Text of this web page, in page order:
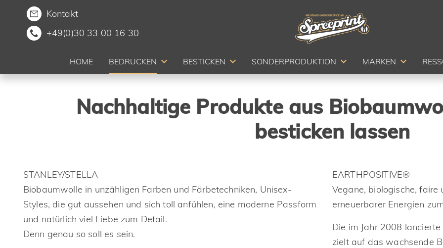
Kontakt
+49(0)30 33 00 16 30
HOME BEDRUCKEN BESTICKEN SONDERPRODUKTION MARKEN
Nachhaltige Produkte aus
besticken lassen
STANLEY/STELLA
Biobaumwolle in unzähligen Farben und Färbetechniken, Unisex-
Styles, die gut aussehen und sich toll anfühlen, eine moderne Passform
und natürlich viel Liebe zum Detail.
Denn genau so soll es sein.
EARTHPOSITIVE®
Vegane, biologische, faire
erneuerbarer Energien
Die im Jahr 2008 lancierte
zielt auf das wachsende
Bedrucken
Marken
Service
Preise